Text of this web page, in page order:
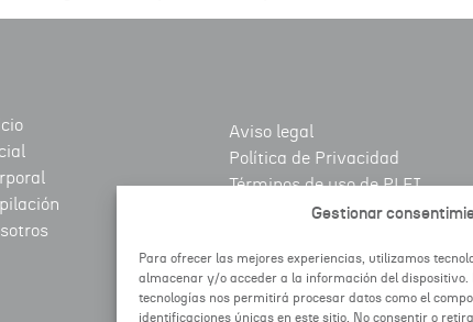
Gestionar
Para ofrecer las mejores experiencias, utilizamos
almacenar y/o acceder a la información del dispositivo.
tecnologías nos permitirá procesar datos como el
identificaciones únicas en este sitio. No consentir o
Aviso legal
Política de Privacidad
Términos de uso de PLEI
Política de Cookies